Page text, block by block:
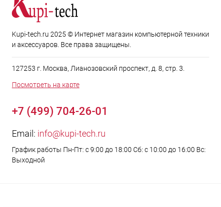
Kupi-tech.ru 2025 © Интернет магазин компьютерной техники
и аксессуаров. Все права защищены.
127253 г. Москва, Лианозовский проспект, д. 8, стр. 3.
Посмотреть на карте
+7 (499) 704-26-01
Email: info@kupi-tech.ru
График работы Пн-Пт: с 9:00 до 18:00 Сб: с 10:00 до 16:00 Вс:
Выходной